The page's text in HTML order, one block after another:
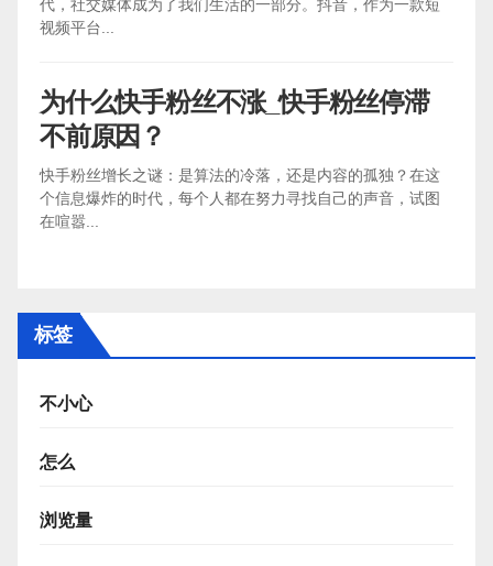
代，社交媒体成为了我们生活的一部分。抖音，作为一款短
视频平台...
为什么快手粉丝不涨_快手粉丝停滞
不前原因？
快手粉丝增长之谜：是算法的冷落，还是内容的孤独？在这
个信息爆炸的时代，每个人都在努力寻找自己的声音，试图
在喧嚣...
标签
不小心
怎么
浏览量